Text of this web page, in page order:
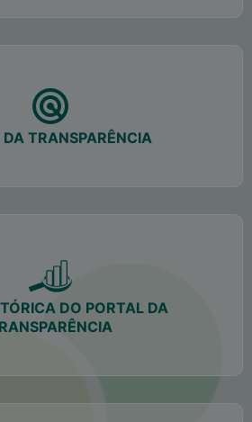
DA TRANSPARÊNCIA
DO PORTAL DA